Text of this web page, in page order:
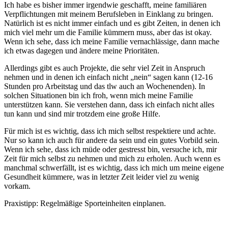
Ich habe es bisher immer irgendwie geschafft, meine familiären
Verpflichtungen mit meinem Berufsleben in Einklang zu bringen.
Natürlich ist es nicht immer einfach und es gibt Zeiten, in denen ich
mich viel mehr um die Familie kümmern muss, aber das ist okay.
Wenn ich sehe, dass ich meine Familie vernachlässige, dann mache
ich etwas dagegen und ändere meine Prioritäten.
Allerdings gibt es auch Projekte, die sehr viel Zeit in Anspruch
nehmen und in denen ich einfach nicht „nein“ sagen kann (12-16
Stunden pro Arbeitstag und das tlw auch an Wochenenden). In
solchen Situationen bin ich froh, wenn mich meine Familie
unterstützen kann. Sie verstehen dann, dass ich einfach nicht alles
tun kann und sind mir trotzdem eine große Hilfe.
Für mich ist es wichtig, dass ich mich selbst respektiere und achte.
Nur so kann ich auch für andere da sein und ein gutes Vorbild sein.
Wenn ich sehe, dass ich müde oder gestresst bin, versuche ich, mir
Zeit für mich selbst zu nehmen und mich zu erholen. Auch wenn es
manchmal schwerfällt, ist es wichtig, dass ich mich um meine eigene
Gesundheit kümmere, was in letzter Zeit leider viel zu wenig
vorkam.
Praxistipp: Regelmäßige Sporteinheiten einplanen.